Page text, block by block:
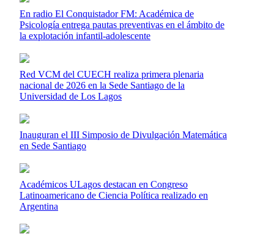
En radio El Conquistador FM: Académica de
Psicología entrega pautas preventivas en el ámbito de
la explotación infantil-adolescente
Red VCM del CUECH realiza primera plenaria
nacional de 2026 en la Sede Santiago de la
Universidad de Los Lagos
Inauguran el III Simposio de Divulgación Matemática
en Sede Santiago
Académicos ULagos destacan en Congreso
Latinoamericano de Ciencia Política realizado en
Argentina